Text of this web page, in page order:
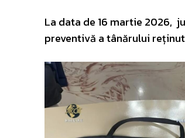
La data de 16 martie 2026,
preventivă a tânărului